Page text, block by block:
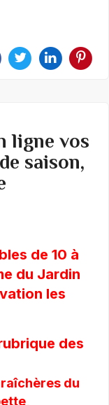
ligne vos
saison,
de 10 à
du Jardin
les
des
du